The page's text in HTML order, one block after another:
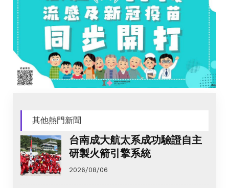
其他熱門新聞
台南成大航太系成功驗證自主
研製火箭引擎系統
2026/08/06